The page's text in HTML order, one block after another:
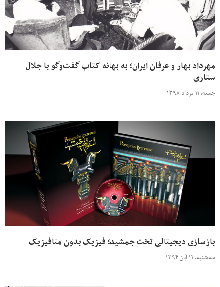
مهرداد بهار و عرفان ایران؛ به بهانه کتاب گفت‌وگو با جلال
ستاری
جمعه، ۱۱ مرداد ۱۳۹۸
بازسازی دیجیتالی تخت جمشید؛ فیزیک بدون متافیزیک
سه‌شنبه، ۱۲ آبان ۱۳۹۴